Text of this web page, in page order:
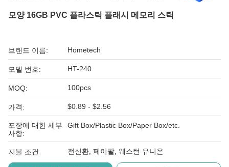
모양 16GB PVC 플라스틱 플래시 메모리 스틱
브랜드 이름: Hometech
모델 번호: HT-240
MOQ: 100pcs
가격: $0.89 - $2.56
포장에 대한 세부
사항:
Gift Box/Plastic Box/Paper Box/etc.
지불 조건: 전신환, 페이팔, 웨스턴 유니온